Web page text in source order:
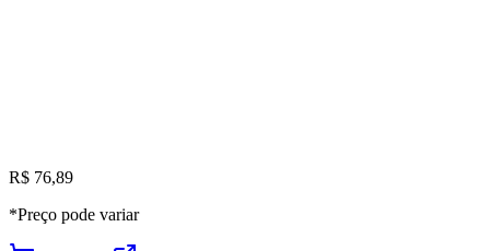
R$ 76,89
*Preço pode variar